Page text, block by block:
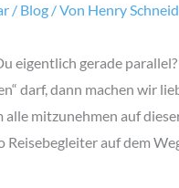
/ Blog/ Von Henry
eigentlich gerade parallel?
darf, dann machen wir
alle mitzunehmen auf
Reisebegleiter auf dem